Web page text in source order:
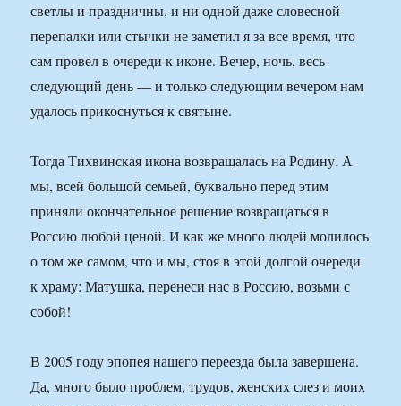
светлы и праздничны, и ни одной даже словесной
перепалки или стычки не заметил я за все время, что
сам провел в очереди к иконе. Вечер, ночь, весь
следующий день — и только следующим вечером нам
удалось прикоснуться к святыне.
Тогда Тихвинская икона возвращалась на Родину. А
мы, всей большой семьей, буквально перед этим
приняли окончательное решение возвращаться в
Россию любой ценой. И как же много людей молилось
о том же самом, что и мы, стоя в этой долгой очереди
к храму: Матушка, перенеси нас в Россию, возьми с
собой!
В 2005 году эпопея нашего переезда была завершена.
Да, много было проблем, трудов, женских слез и моих